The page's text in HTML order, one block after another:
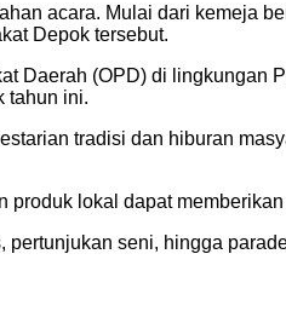
acara. Mulai dari kemeja
Depok tersebut.
Daerah (OPD) di lingkungan
tahun ini.
tradisi dan hiburan
lokal dapat
seni, hingga